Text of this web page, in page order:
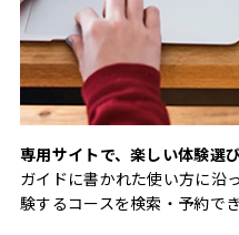
専用サイトで、楽しい体験選
ガイドに書かれた使い方に沿
験するコースを検索・予約でき